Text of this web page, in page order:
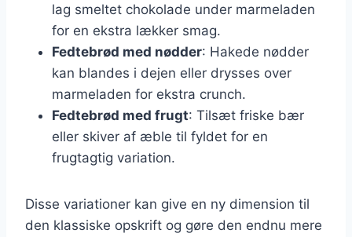
lag smeltet chokolade under marmeladen
for en ekstra lækker smag.
Fedtebrød med nødder: Hakede nødder
kan blandes i dejen eller drysses over
marmeladen for ekstra crunch.
Fedtebrød med frugt: Tilsæt friske bær
eller skiver af æble til fyldet for en
frugtagtig variation.
Disse variationer kan give en ny dimension til
den klassiske opskrift og gøre den endnu mere